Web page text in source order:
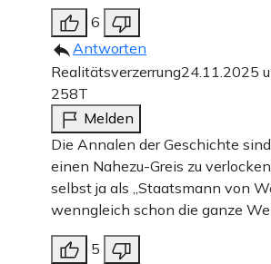
6
Antworten
Realitätsverzerrung24.11.2025
258T
Melden
Die Annalen der Geschichte
einen Nahezu-Greis zu
selbst ja als „Staatsmann von
wenngleich schon die ganze
5